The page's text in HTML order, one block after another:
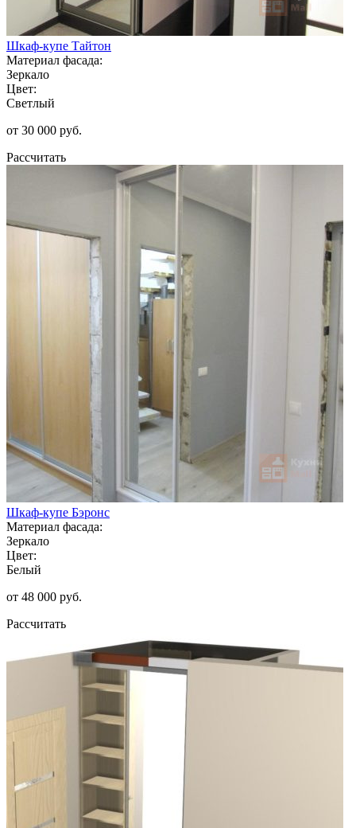
Шкаф-купе Тайтон
Материал фасада:
Зеркало
Цвет:
Светлый
от 30 000 руб.
Рассчитать
Шкаф-купе Бэронс
Материал фасада:
Зеркало
Цвет:
Белый
от 48 000 руб.
Рассчитать